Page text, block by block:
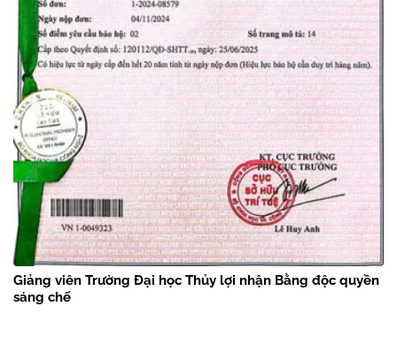
Giảng viên Trường Đại học Thủy lợi nhận Bằng độc quyền
sáng chế